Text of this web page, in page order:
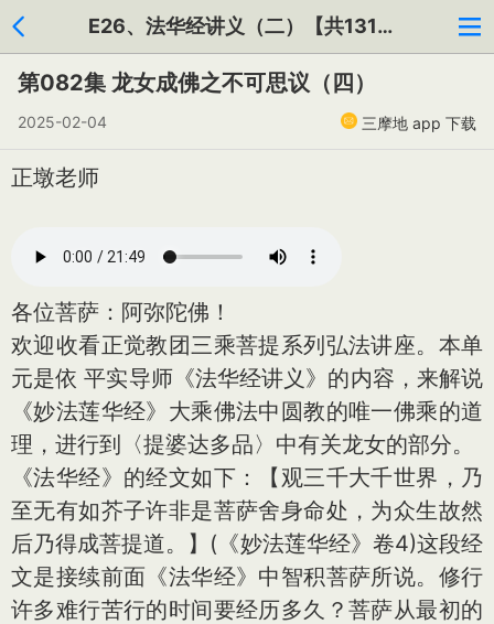
E26、法华经讲义（二）【共131集】
第082集 龙女成佛之不可思议（四）
2025-02-04 三摩地 app 下载
正墩老师
各位菩萨：阿弥陀佛！
欢迎收看正觉教团三乘菩提系列弘法讲座。本单
元是依 平实导师《法华经讲义》的内容，来解说
《妙法莲华经》大乘佛法中圆教的唯一佛乘的道
理，进行到〈提婆达多品〉中有关龙女的部分。
《法华经》的经文如下：【观三千大千世界，乃
至无有如芥子许非是菩萨舍身命处，为众生故然
后乃得成菩提道。】(《妙法莲华经》卷4)这段经
文是接续前面《法华经》中智积菩萨所说。修行
许多难行苦行的时间要经历多久？菩萨从最初的